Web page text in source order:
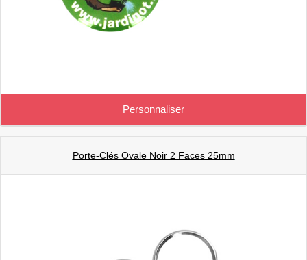
Personnaliser
Porte-Clés Ovale Noir 2 Faces 25mm